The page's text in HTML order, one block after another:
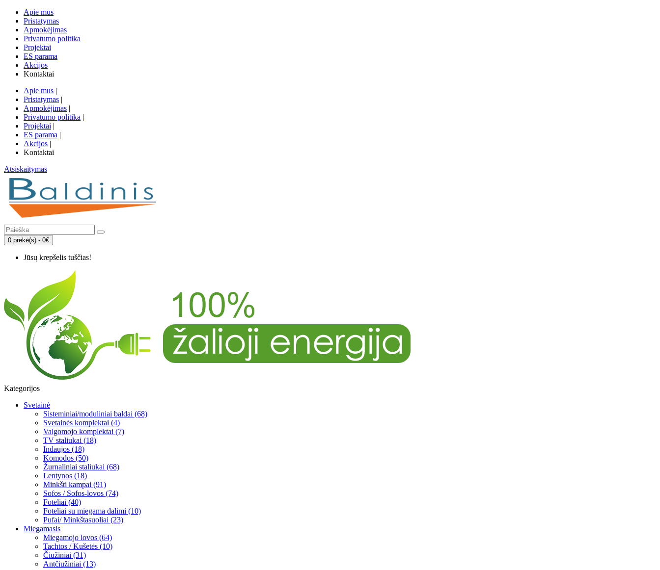
Apie mus
Pristatymas
Apmokėjimas
Privatumo politika
Projektai
ES parama
Akcijos
Kontaktai
Apie mus |
Pristatymas |
Apmokėjimas |
Privatumo politika |
Projektai |
ES parama |
Akcijos |
Kontaktai
Atsiskaitymas
0 prekė(s) - 0€
Jūsų krepšelis tuščias!
Kategorijos
Svetainė
Sisteminiai/moduliniai baldai (68)
Svetainės komplektai (4)
Valgomojo komplektai (7)
TV staliukai (18)
Indaujos (18)
Komodos (50)
Žurnaliniai staliukai (68)
Lentynos (18)
Minkšti kampai (91)
Sofos / Sofos-lovos (74)
Foteliai (40)
Foteliai su miegama dalimi (10)
Pufai/ Minkštasuoliai (23)
Miegamasis
Miegamojo lovos (64)
Tachtos / Kušetės (10)
Čiužiniai (31)
Antčiužiniai (13)